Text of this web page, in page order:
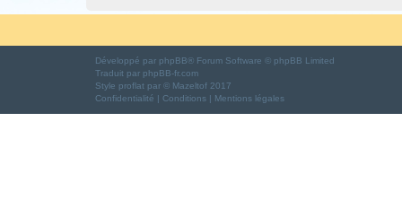
Développé par phpBB® Forum Software © phpBB Limited
Traduit par phpBB-fr.com
Style proflat par © Mazeltof 2017
Confidentialité | Conditions | Mentions légales